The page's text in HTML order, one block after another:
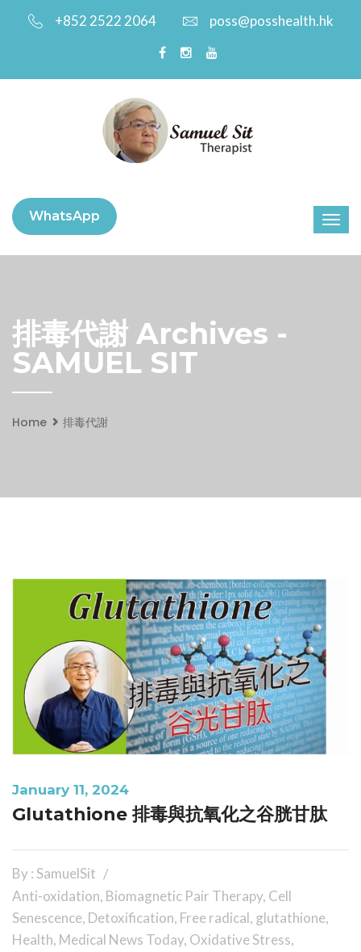
+852 2522 2064 poss@posshealth.hk
WhatsApp
排毒代謝 Archives -
SAMUEL SIT
Home 排毒代謝
January 11, 2024
Glutathione 排毒與抗氧化之谷胱甘肽
By : SamuelSit
Anti-oxidation, Biomagnetic Pair Therapy, Cell
Senescence, Detoxification, Free radical, glutathione,
Health, Medical News Today, Oxidative Stress,